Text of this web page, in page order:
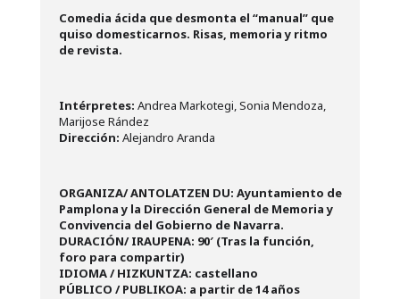
Comedia ácida que desmonta el “manual” que
quiso domesticarnos. Risas, memoria y ritmo
de revista.
Intérpretes: Andrea Markotegi, Sonia Mendoza,
Marijose Rández
Dirección: Alejandro Aranda
ORGANIZA/ ANTOLATZEN DU: Ayuntamiento de
Pamplona y la Dirección General de Memoria y
Convivencia del Gobierno de Navarra.
DURACIÓN/ IRAUPENA: 90′ (Tras la función,
foro para compartir)
IDIOMA / HIZKUNTZA: castellano
PÚBLICO / PUBLIKOA: a partir de 14 años